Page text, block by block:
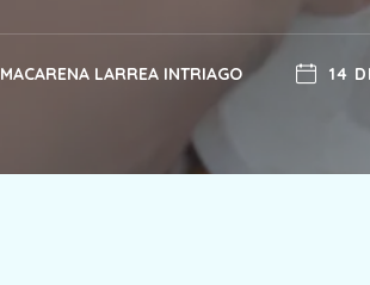
MACARENA LARREA INTRIAGO 14